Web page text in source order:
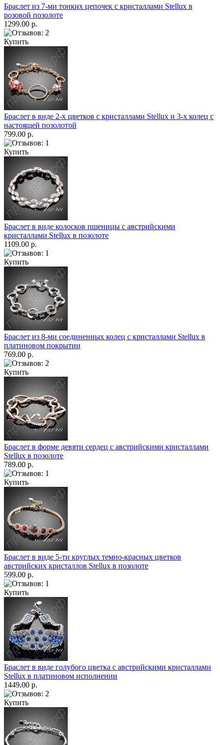
Браслет из 7-ми тонких цепочек с кристаллами Stellux в
розовой позолоте
1299.00 р.
Купить
Браслет в виде 2-х цветков с кристаллами Stellux и 3-х колец с
настоящей позолотой
799.00 р.
Купить
Браслет в виде колосков пшеницы с австрийскими
кристаллами Stellux в позолоте
1109.00 р.
Купить
Браслет из 8-ми соединенных колец с кристаллами Stellux в
платиновом покрытии
769.00 р.
Купить
Браслет в форме девяти сердец с австрийскими кристаллами
Stellux в позолоте
789.00 р.
Купить
Браслет в виде 5-ти круглых темно-красных цветков
австрийских кристаллов Stellux в позолоте
599.00 р.
Купить
Браслет в виде голубого цветка с австрийскими кристаллами
Stellux в платиновом исполнении
1449.00 р.
Купить